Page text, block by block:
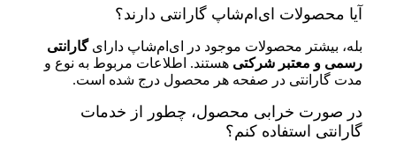
آیا محصولات ای‌ام‌شاپ گارانتی دارند؟
بله، بیشتر محصولات موجود در ای‌ام‌شاپ دارایگارانتی
رسمی و معتبر شرکتی هستند. اطلاعات مربوط به نوع و
مدت گارانتی در صفحه هر محصول درج شده است.
در صورت خرابی محصول، چطور از خدمات
گارانتی استفاده کنم؟